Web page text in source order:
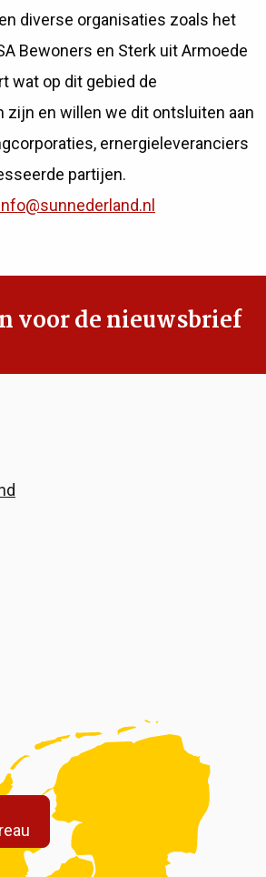
diverse organisaties zoals het
Bewoners en Sterk uit Armoede
wat op dit gebied de
zijn en willen we dit ontsluiten aan
ernergieleveranciers
partijen.
voor de nieuwsbrief